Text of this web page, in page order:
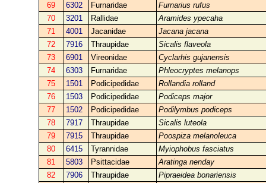
69
6302 Furnaridae
Furnarius rufus
70
3201 Rallidae
Aramides ypecaha
71
4001 Jacanidae
Jacana jacana
72
7916 Thraupidae
Sicalis flaveola
73
6901 Vireonidae
Cyclarhis gujanensis
74
6303 Furnaridae
Phleocryptes melanops
75
1501 Podicipedidae
Rollandia rolland
76
1503 Podicipedidae
Podiceps major
77
1502 Podicipedidae
Podilymbus podiceps
78
7917 Thraupidae
Sicalis luteola
79
7915 Thraupidae
Poospiza melanoleuca
80
6415 Tyrannidae
Myiophobus fasciatus
81
5803 Psittacidae
Aratinga nenday
82
7906 Thraupidae
Pipraeidea bonariensis